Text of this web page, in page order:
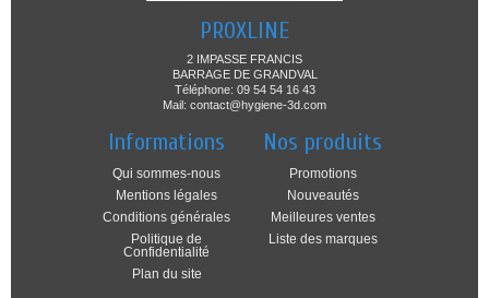
PROXLINE
2 IMPASSE FRANCIS
BARRAGE DE GRANDVAL
Téléphone: 09 54 54 16 43
Mail: contact@hygiene-3d.com
Informations
Qui sommes-nous
Mentions légales
Conditions générales
Politique de
Confidentialité
Plan du site
Nos produits
Promotions
Nouveautés
Meilleures ventes
Liste des marques